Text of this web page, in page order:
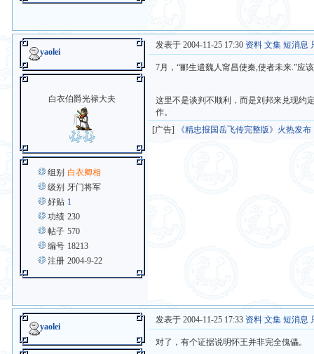
yaolei
白衣伯爵光禄大夫
组别 白衣卿相
级别 牙门将军
好贴 1
功绩 230
帖子 570
编号 18213
注册 2004-9-22
发表于 2004-11-25 17:30 资料 文集 短消息
7月，“郦生遣魏人甯昌使秦,使者未来.”应
这里不是谈判不顺利，而是刘邦来兑现约
作。
[广告]
《精忠报国岳飞传完整版》火热发布
yaolei
发表于 2004-11-25 17:33 资料 文集 短消息
对了，有个证据说明怀王并非完全傀儡。